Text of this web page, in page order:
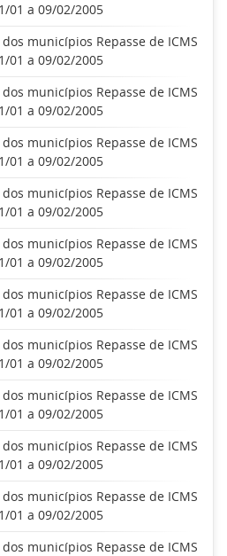
01 a 09/02/2005
municípios Repasse de ICMS
01 a 09/02/2005
municípios Repasse de ICMS
01 a 09/02/2005
municípios Repasse de ICMS
01 a 09/02/2005
municípios Repasse de ICMS
01 a 09/02/2005
municípios Repasse de ICMS
01 a 09/02/2005
municípios Repasse de ICMS
01 a 09/02/2005
municípios Repasse de ICMS
01 a 09/02/2005
municípios Repasse de ICMS
01 a 09/02/2005
municípios Repasse de ICMS
01 a 09/02/2005
municípios Repasse de ICMS
01 a 09/02/2005
municípios Repasse de ICMS